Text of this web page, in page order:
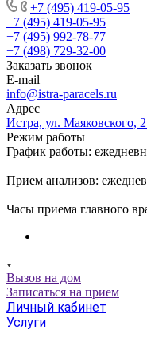
+7 (495) 419-05-95
+7 (495) 419-05-95
+7 (495) 992-78-77
+7 (498) 729-32-00
Заказать звонок
E-mail
info@istra-paracels.ru
Адрес
Истра, ул. Маяковского,
Режим работы
График работы:
Прием анализов:
Часы приема главного
Вызов на дом
Записаться на прием
Личный кабинет
Услуги